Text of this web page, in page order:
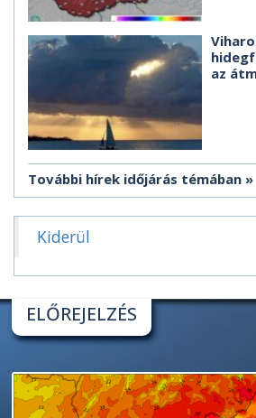
az
További hírek időjárás témában
Kiderül
ELŐREJELZÉS